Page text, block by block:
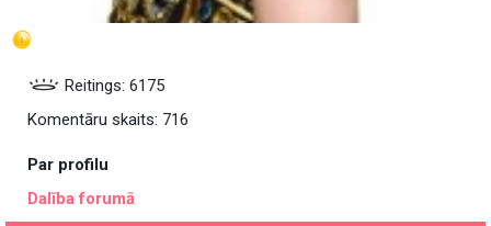
Reitings: 6175
Komentāru skaits: 716
Par profilu
Dalība forumā